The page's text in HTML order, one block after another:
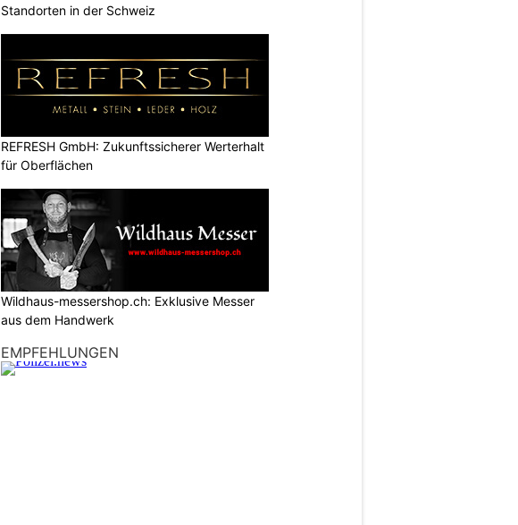
Standorten in der Schweiz
REFRESH GmbH: Zukunftssicherer Werterhalt
für Oberflächen
Wildhaus-messershop.ch: Exklusive Messer
aus dem Handwerk
EMPFEHLUNGEN